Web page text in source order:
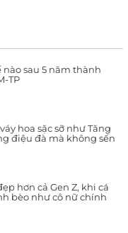
sau 5 năm thành
TP
hoa sặc sỡ như Tăng
điệu đà mà không sến
hơn cả Gen Z, khi cá
bèo như cô nữ chính